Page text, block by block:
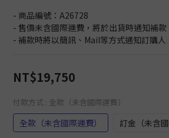
- 商品編號：A26728
- 售價未含國際運費，將於出貨時通知補款
- 補款時將以簡訊、Mail等方式通知訂購人
NT$19,750
付款方式 : 全款（未含國際運費）
全款（未含國際運費） 訂金（未含國